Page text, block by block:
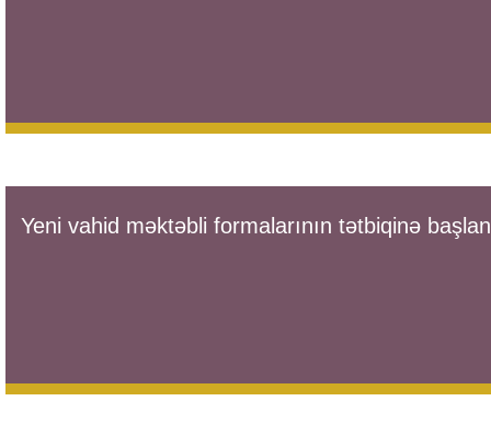
Yeni vahid məktəbli formalarının tətbiqinə